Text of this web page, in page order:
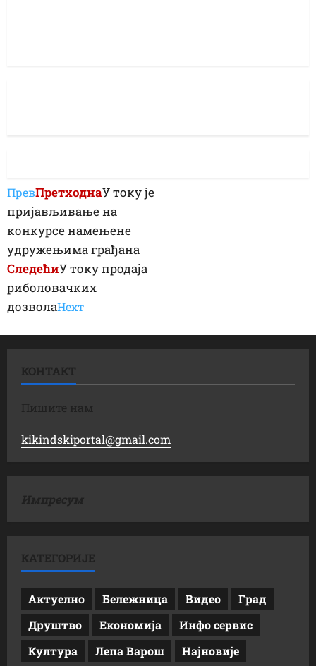
ПревПретходнаУ току је
пријављивање на
конкурсе намењене
удружењима грађана
СледећиУ току продаја
риболовачких
дозволаНеxт
КОНТАКТ
Пишите нам
kikindskiportal@gmail.com
Импресум
КАТЕГОРИЈЕ
Актуелно Бележница Видео
Град
Друштво
Економија
Инфо сервис
Култура
Лепа Варош Најновије